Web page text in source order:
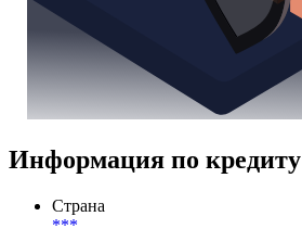
Информация по кредиту
Страна